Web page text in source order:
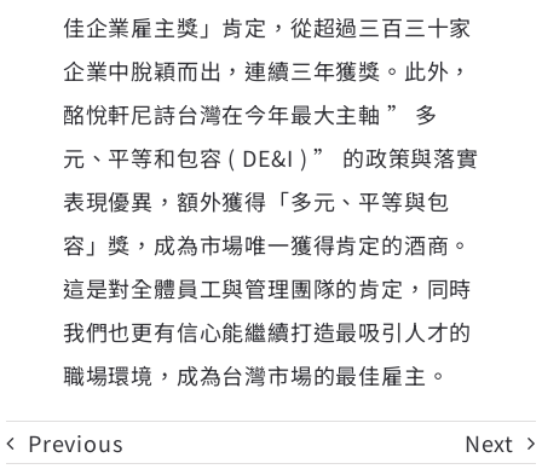
佳企業雇主獎」肯定，從超過三百三十家
企業中脫穎而出，連續三年獲獎。此外，
酩悅軒尼詩台灣在今年最大主軸 ” 多
元、平等和包容 ( DE&I ) ” 的政策與落實
表現優異，額外獲得「多元、平等與包
容」獎，成為市場唯一獲得肯定的酒商。
這是對全體員工與管理團隊的肯定，同時
我們也更有信心能繼續打造最吸引人才的
職場環境，成為台灣市場的最佳雇主。
Previous Next